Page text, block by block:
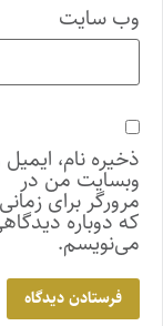
وب‌ سایت
ذخیره نام، ایمیل
وبسایت من در
مرورگر برای زمانی
که دوباره
می‌نویسم.